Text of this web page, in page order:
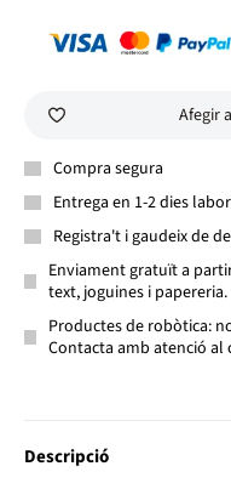
Afegir
Compra segura
Entrega en 1-2 dies
Registra't i gaudeix de
Enviament gratuït a
text, joguines i papereria.
Productes de robòtica:
Contacta amb atenció al
Descripció